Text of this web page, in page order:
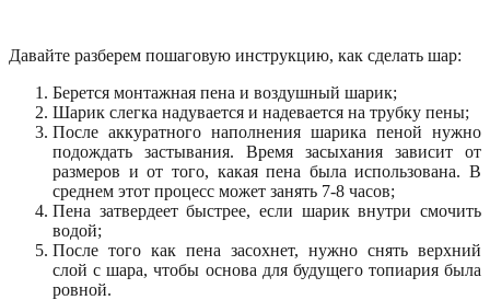
Давайте разберем пошаговую инструкцию, как сделать шар:
Берется монтажная пена и воздушный шарик;
Шарик слегка надувается и надевается на трубку пены;
После аккуратного наполнения шарика пеной нужно
подождать застывания. Время засыхания зависит от
размеров и от того, какая пена была использована. В
среднем этот процесс может занять 7-8 часов;
Пена затвердеет быстрее, если шарик внутри смочить
водой;
После того как пена засохнет, нужно снять верхний
слой с шара, чтобы основа для будущего топиария была
ровной.